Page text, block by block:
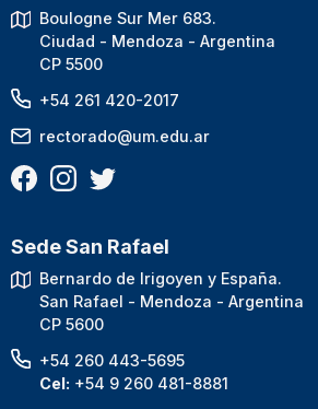
Boulogne Sur Mer 683.
Ciudad - Mendoza - Argentina
CP 5500
+54 261 420-2017
rectorado@um.edu.ar
Sede San Rafael
Bernardo de Irigoyen y España.
San Rafael - Mendoza - Argentina
CP 5600
+54 260 443-5695
Cel: +54 9 260 481-8881